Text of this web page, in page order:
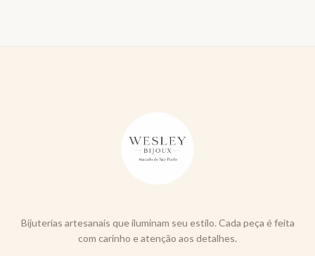
Bijuterias artesanais que iluminam seu estilo. Cada peça é feita
com carinho e atenção aos detalhes.